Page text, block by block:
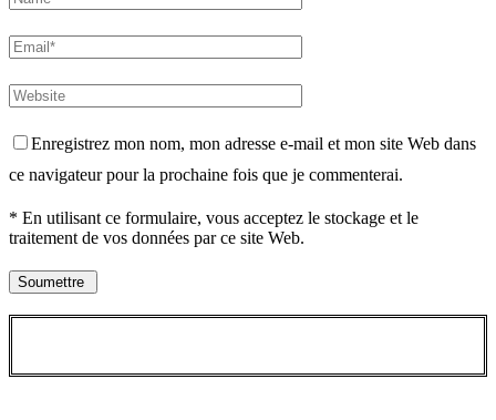
Enregistrez mon nom, mon adresse e-mail et mon site Web dans
ce navigateur pour la prochaine fois que je commenterai.
* En utilisant ce formulaire, vous acceptez le stockage et le
traitement de vos données par ce site Web.